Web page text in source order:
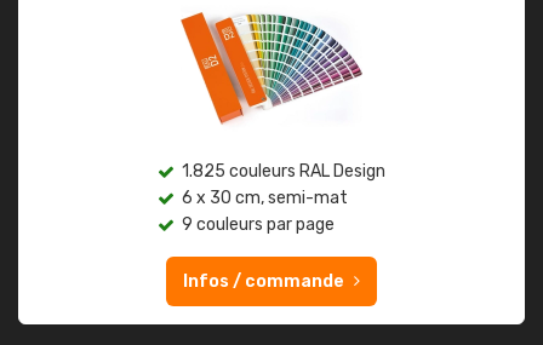
1.825 couleurs RAL Design
6 x 30 cm, semi-mat
9 couleurs par page
Infos / commande